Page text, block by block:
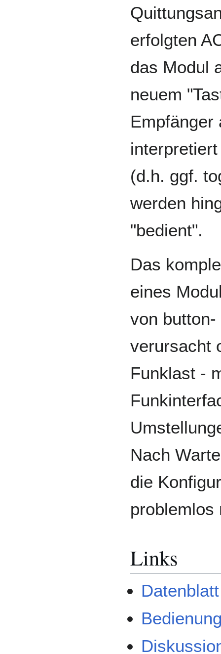
erfolgten
das Modul
neuem
Empfänger
(d.h. ggf.
werden
"bedient".
Das
eines
von
verursacht
Funklast -
Nach
die
problemlos
Links